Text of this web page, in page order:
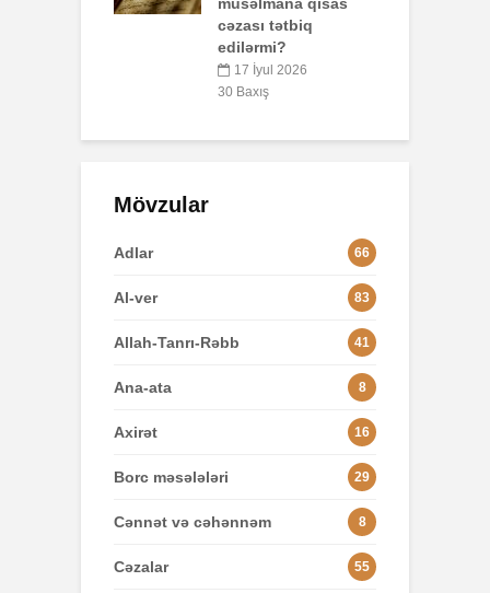
Mövzular
Adlar 66
Al-ver 83
Allah-Tanrı-Rəbb 41
Ana-ata 8
Axirət 16
Borc məsələləri 29
Cənnət və cəhənnəm 8
Cəzalar 55